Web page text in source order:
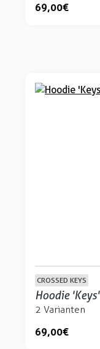
69,00 €
CROSSED KEYS
Hoodie 'Keys'
2 Varianten
69,00 €